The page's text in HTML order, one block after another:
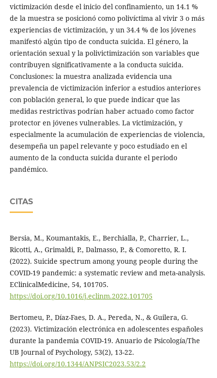
victimización desde el inicio del confinamiento, un 14.1 %
de la muestra se posicionó como polivíctima al vivir 3 o más
experiencias de victimización, y un 34.4 % de los jóvenes
manifestó algún tipo de conducta suicida. El género, la
orientación sexual y la polivictimización son variables que
contribuyen significativamente a la conducta suicida.
Conclusiones: la muestra analizada evidencia una
prevalencia de victimización inferior a estudios anteriores
con población general, lo que puede indicar que las
medidas restrictivas podrían haber actuado como factor
protector en jóvenes vulnerables. La victimización, y
especialmente la acumulación de experiencias de violencia,
desempeña un papel relevante y poco estudiado en el
aumento de la conducta suicida durante el periodo
pandémico.
CITAS
Bersia, M., Koumantakis, E., Berchialla, P., Charrier, L.,
Ricotti, A., Grimaldi, P., Dalmasso, P., & Comoretto, R. I.
(2022). Suicide spectrum among young people during the
COVID-19 pandemic: a systematic review and meta-analysis.
EClinicalMedicine, 54, 101705.
https://doi.org/10.1016/j.eclinm.2022.101705
Bertomeu, P., Díaz-Faes, D. A., Pereda, N., & Guilera, G.
(2023). Victimización electrónica en adolescentes españoles
durante la pandemia COVID-19. Anuario de Psicología/The
UB Journal of Psychology, 53(2), 13-22.
https://doi.org/10.1344/ANPSIC2023.53/2.2